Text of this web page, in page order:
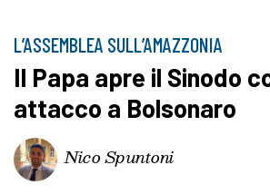
L’ASSEMBLEA SULL’AMAZZONIA
Il Papa apre il Sinodo
attacco a Bolsonaro
Nico Spuntoni